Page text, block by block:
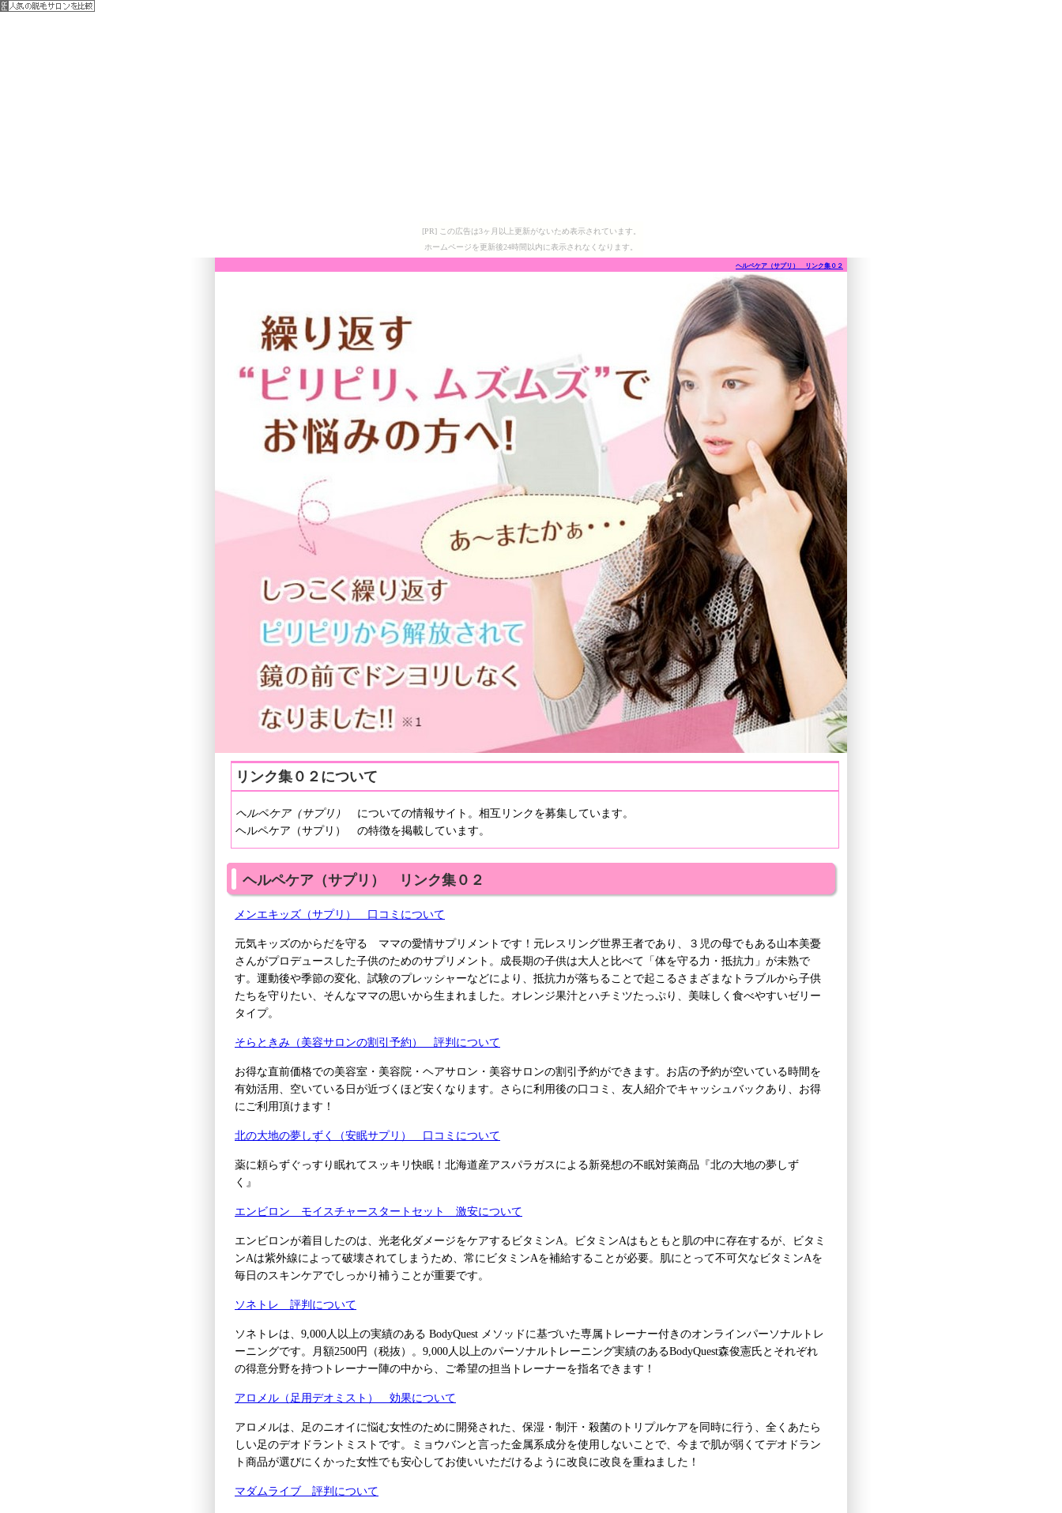
[PR] この広告は3ヶ月以上更新がないため表示されています。
ホームページを更新後24時間以内に表示されなくなります。
ヘルペケア（サプリ） リンク集０２
リンク集０２について
ヘルペケア（サプリ） についての情報サイト。相互リンクを募集しています。
ヘルペケア（サプリ） の特徴を掲載しています。
ヘルペケア（サプリ） リンク集０２
メンエキッズ（サプリ） 口コミについて
元気キッズのからだを守る ママの愛情サプリメントです！元レスリング世界王者であり、３児の母でもある山本美憂
さんがプロデュースした子供のためのサプリメント。成長期の子供は大人と比べて「体を守る力・抵抗力」が未熟で
す。運動後や季節の変化、試験のプレッシャーなどにより、抵抗力が落ちることで起こるさまざまなトラブルから子供
たちを守りたい、そんなママの思いから生まれました。オレンジ果汁とハチミツたっぷり、美味しく食べやすいゼリー
タイプ。
そらときみ（美容サロンの割引予約） 評判について
お得な直前価格での美容室・美容院・ヘアサロン・美容サロンの割引予約ができます。お店の予約が空いている時間を
有効活用、空いている日が近づくほど安くなります。さらに利用後の口コミ、友人紹介でキャッシュバックあり、お得
にご利用頂けます！
北の大地の夢しずく（安眠サプリ） 口コミについて
薬に頼らずぐっすり眠れてスッキリ快眠！北海道産アスパラガスによる新発想の不眠対策商品『北の大地の夢しず
く』
エンビロン モイスチャースタートセット 激安について
エンビロンが着目したのは、光老化ダメージをケアするビタミンA。ビタミンAはもともと肌の中に存在するが、ビタミ
ンAは紫外線によって破壊されてしまうため、常にビタミンAを補給することが必要。肌にとって不可欠なビタミンAを
毎日のスキンケアでしっかり補うことが重要です。
ソネトレ 評判について
ソネトレは、9,000人以上の実績のある BodyQuest メソッドに基づいた専属トレーナー付きのオンラインパーソナルトレ
ーニングです。月額2500円（税抜）。9,000人以上のパーソナルトレーニング実績のあるBodyQuest森俊憲氏とそれぞれ
の得意分野を持つトレーナー陣の中から、ご希望の担当トレーナーを指名できます！
アロメル（足用デオミスト） 効果について
アロメルは、足のニオイに悩む女性のために開発された、保湿・制汗・殺菌のトリプルケアを同時に行う、全くあたら
しい足のデオドラントミストです。ミョウバンと言った金属系成分を使用しないことで、今まで肌が弱くてデオドラン
ト商品が選びにくかった女性でも安心してお使いいただけるように改良に改良を重ねました！
マダムライブ 評判について